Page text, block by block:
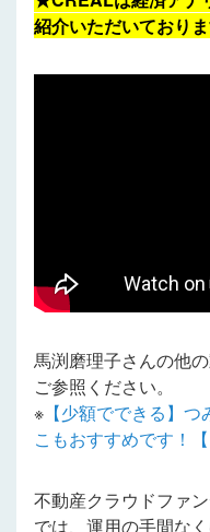
紹介いただいており
馬渕磨理子さんの他
ご参照ください。
※【少額でできる】つ
こもおすすめです！【
不動産クラウドファ
では、運用の手間な